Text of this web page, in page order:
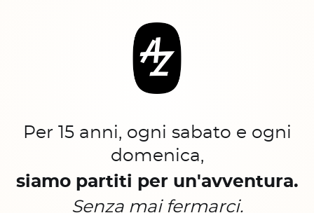
Per 15 anni, ogni sabato e ogni
domenica,
siamo partiti per un'avventura.
Senza mai fermarci.